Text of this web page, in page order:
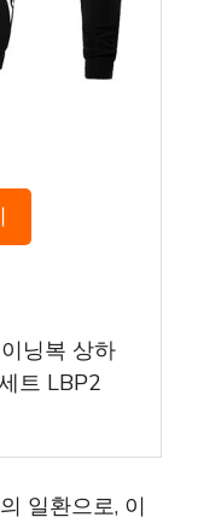
닝복 상하
트 LBP2
일환으로, 이